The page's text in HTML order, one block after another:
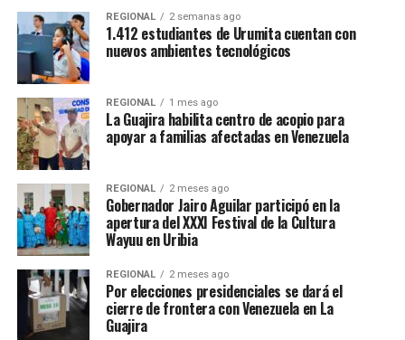
REGIONAL 2 semanas ago
1.412 estudiantes de Urumita cuentan con
nuevos ambientes tecnológicos
REGIONAL 1 mes ago
La Guajira habilita centro de acopio para
apoyar a familias afectadas en Venezuela
REGIONAL 2 meses ago
Gobernador Jairo Aguilar participó en la
apertura del XXXI Festival de la Cultura
Wayuu en Uribia
REGIONAL 2 meses ago
Por elecciones presidenciales se dará el
cierre de frontera con Venezuela en La
Guajira